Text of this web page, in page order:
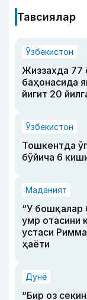
Тавсиялар
Ўзбекистон
Жиззахда 77
баҳонасида
йигит 20
Ўзбекистон
Тошкентда
бўйича 6
Маданият
“У бошқалар
умр отасини
устаси
ҳаёти
Дунё
“Бир оз